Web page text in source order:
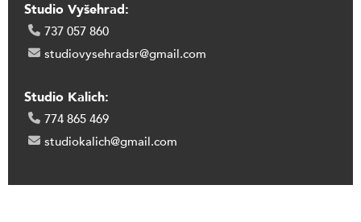
Studio Vyšehrad:
737 057 860
studiovysehradsr@gmail.com
Studio Kalich:
774 865 469
studiokalich@gmail.com